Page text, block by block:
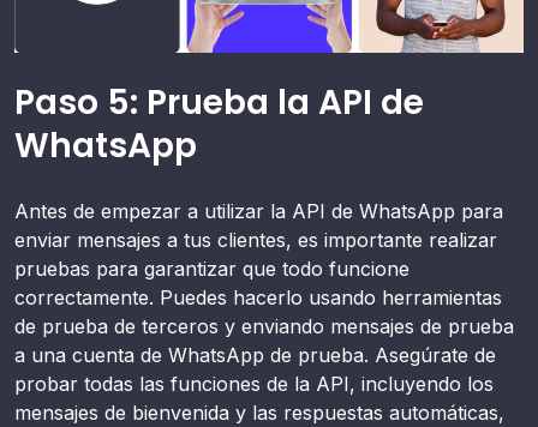
Paso 5: Prueba la API de
WhatsApp
Antes de empezar a utilizar la API de WhatsApp para
enviar mensajes a tus clientes, es importante realizar
pruebas para garantizar que todo funcione
correctamente. Puedes hacerlo usando herramientas
de prueba de terceros y enviando mensajes de prueba
a una cuenta de WhatsApp de prueba. Asegúrate de
probar todas las funciones de la API, incluyendo los
mensajes de bienvenida y las respuestas automáticas,